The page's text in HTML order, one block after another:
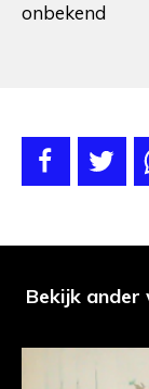
onbekend
Bekijk ander